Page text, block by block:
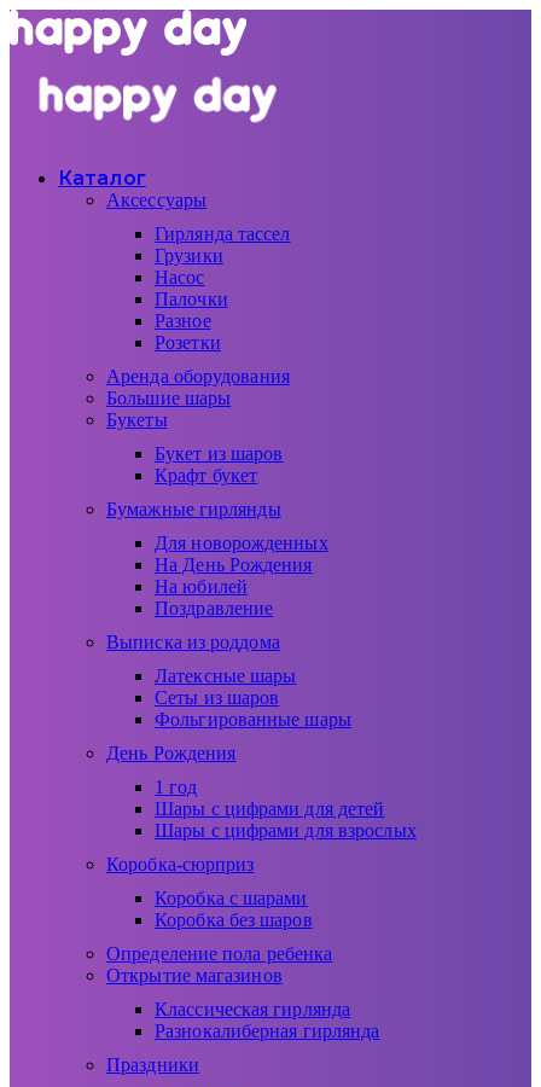
Каталог
Аксессуары
Гирлянда тассел
Грузики
Насос
Палочки
Разное
Розетки
Аренда оборудования
Большие шары
Букеты
Букет из шаров
Крафт букет
Бумажные гирлянды
Для новорожденных
На День Рождения
На юбилей
Поздравление
Выписка из роддома
Латексные шары
Сеты из шаров
Фольгированные шары
День Рождения
1 год
Шары с цифрами для детей
Шары с цифрами для взрослых
Коробка-сюрприз
Коробка с шарами
Коробка без шаров
Определение пола ребенка
Открытие магазинов
Классическая гирлянда
Разнокалиберная гирлянда
Праздники